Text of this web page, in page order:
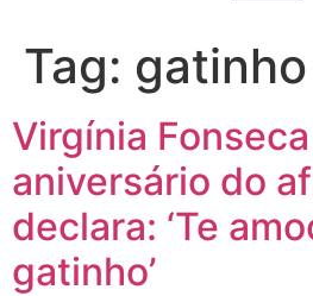
Tag: gatinho
Virgínia
aniversário do
declara: ‘Te
gatinho’